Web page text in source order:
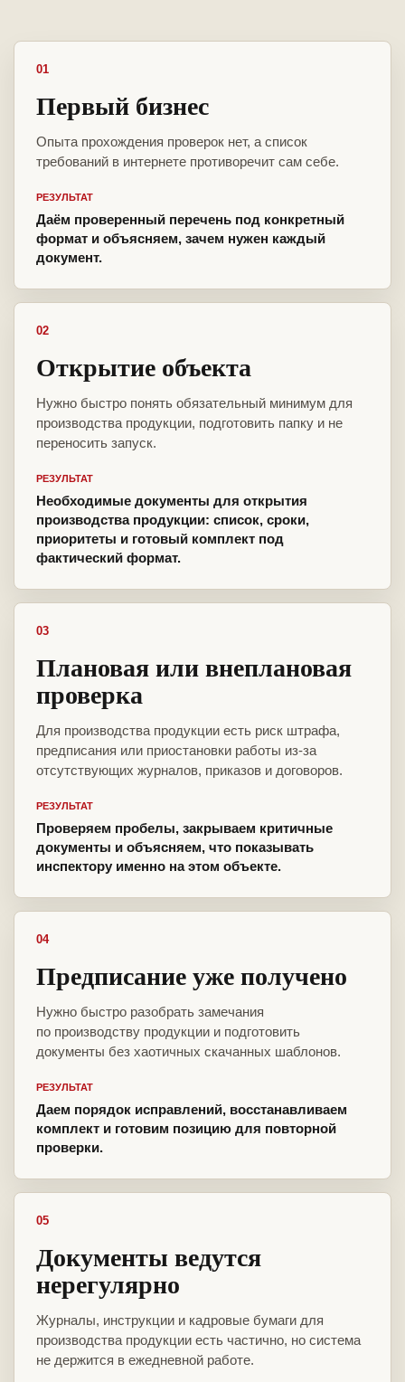
01
Первый бизнес
Опыта прохождения проверок нет, а список
требований в интернете противоречит сам себе.
РЕЗУЛЬТАТ
Даём проверенный перечень под конкретный
формат и объясняем, зачем нужен каждый
документ.
02
Открытие объекта
Нужно быстро понять обязательный минимум для
производства продукции, подготовить папку и не
переносить запуск.
РЕЗУЛЬТАТ
Необходимые документы для открытия
производства продукции: список, сроки,
приоритеты и готовый комплект под
фактический формат.
03
Плановая или внеплановая
проверка
Для производства продукции есть риск штрафа,
предписания или приостановки работы из-за
отсутствующих журналов, приказов и договоров.
РЕЗУЛЬТАТ
Проверяем пробелы, закрываем критичные
документы и объясняем, что показывать
инспектору именно на этом объекте.
04
Предписание уже получено
Нужно быстро разобрать замечания
по производству продукции и подготовить
документы без хаотичных скачанных шаблонов.
РЕЗУЛЬТАТ
Даем порядок исправлений, восстанавливаем
комплект и готовим позицию для повторной
проверки.
05
Документы ведутся
нерегулярно
Журналы, инструкции и кадровые бумаги для
производства продукции есть частично, но система
не держится в ежедневной работе.